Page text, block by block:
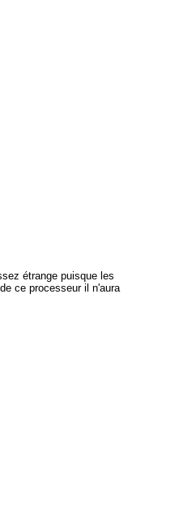
étrange puisque les
ce processeur il n'aura